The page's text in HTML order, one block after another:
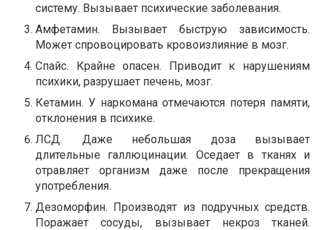
систему. Вызывает психические заболевания.
Амфетамин. Вызывает быструю зависимость.
Может спровоцировать кровоизлияние в мозг.
Спайс. Крайне опасен. Приводит к нарушениям
психики, разрушает печень, мозг.
Кетамин. У наркомана отмечаются потеря памяти,
отклонения в психике.
ЛСД. Даже небольшая доза вызывает
длительные галлюцинации. Оседает в тканях и
отравляет организм даже после прекращения
употребления.
Дезоморфин. Производят из подручных средств.
Поражает сосуды, вызывает некроз тканей.